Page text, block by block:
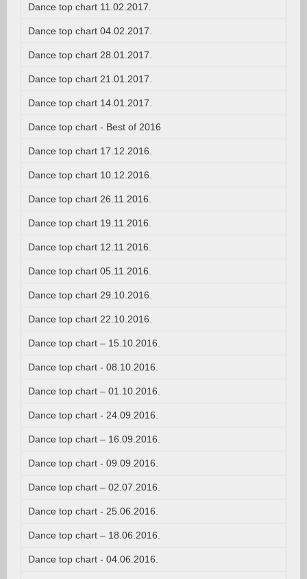
Dance top chart 11.02.2017.
Dance top chart 04.02.2017.
Dance top chart 28.01.2017.
Dance top chart 21.01.2017.
Dance top chart 14.01.2017.
Dance top chart - Best of 2016
Dance top chart 17.12.2016.
Dance top chart 10.12.2016.
Dance top chart 26.11.2016.
Dance top chart 19.11.2016.
Dance top chart 12.11.2016.
Dance top chart 05.11.2016.
Dance top chart 29.10.2016.
Dance top chart 22.10.2016.
Dance top chart – 15.10.2016.
Dance top chart - 08.10.2016.
Dance top chart – 01.10.2016.
Dance top chart - 24.09.2016.
Dance top chart – 16.09.2016.
Dance top chart - 09.09.2016.
Dance top chart – 02.07.2016.
Dance top chart - 25.06.2016.
Dance top chart – 18.06.2016.
Dance top chart - 04.06.2016.